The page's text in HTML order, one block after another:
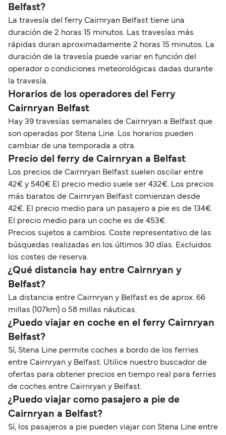
Belfast?
La travesía del ferry Cairnryan Belfast tiene una
duración de 2 horas 15 minutos. Las travesías más
rápidas duran aproximadamente 2 horas 15 minutos. La
duración de la travesía puede variar en función del
operador o condiciones meteorológicas dadas durante
la travesía.
Horarios de los operadores del Ferry
Cairnryan Belfast
Hay 39 travesías semanales de Cairnryan a Belfast que
son operadas por Stena Line. Los horarios pueden
cambiar de una temporada a otra.
Precio del ferry de Cairnryan a Belfast
Los precios de Cairnryan Belfast suelen oscilar entre
42€ y 540€ El precio medio suele ser 432€. Los precios
más baratos de Cairnryan Belfast comienzan desde
42€. El precio medio para un pasajero a pie es de 134€.
El precio medio para un coche es de 453€.
Precios sujetos a cambios. Coste representativo de las
búsquedas realizadas en los últimos 30 días. Excluidos
los costes de reserva.
¿Qué distancia hay entre Cairnryan y
Belfast?
La distancia entre Cairnryan y Belfast es de aprox. 66
millas (107km) o 58 millas náuticas.
¿Puedo viajar en coche en el ferry Cairnryan
Belfast?
Sí, Stena Line permite coches a bordo de los ferries
entre Cairnryan y Belfast. Utilice nuestro buscador de
ofertas para obtener precios en tiempo real para ferries
de coches entre Cairnryan y Belfast.
¿Puedo viajar como pasajero a pie de
Cairnryan a Belfast?
Sí, los pasajeros a pie pueden viajar con Stena Line entre